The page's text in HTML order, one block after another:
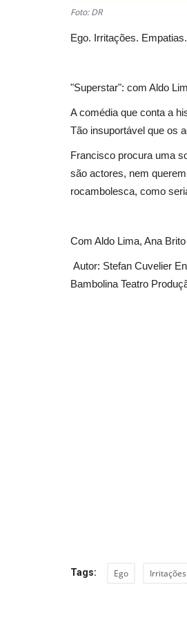
Foto: DR
Ego. Irritações.
"Superstar": com Aldo
A comédia que conta a
Tão insuportável que os
Francisco procura uma
são actores, nem
rocambolesca, como
Com Aldo Lima, Ana
Autor: Stefan Cuvelier
Bambolina Teatro
Tags: Ego Irritações
Desporto
Área